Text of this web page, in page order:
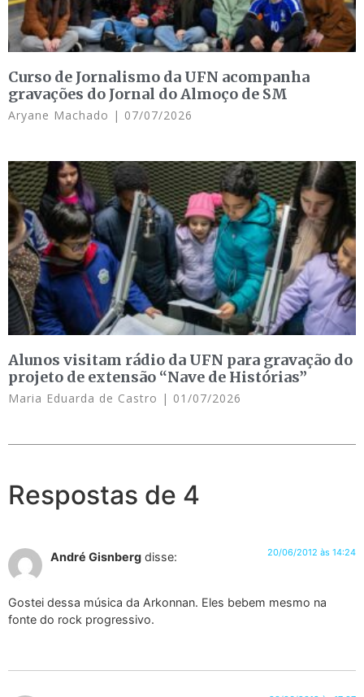
Curso de Jornalismo da UFN acompanha
gravações do Jornal do Almoço de SM
Aryane Machado 07/07/2026
Alunos visitam rádio da UFN para gravação do
projeto de extensão “Nave de Histórias”
Maria Eduarda de Castro 01/07/2026
Respostas de 4
André Gisnberg disse: 20/06/2012 às 14:24
Gostei dessa música da Arkonnan. Eles bebem mesmo na
fonte do rock progressivo.